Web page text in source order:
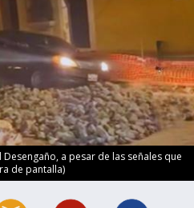
a pesar de las señales que
de pantalla)